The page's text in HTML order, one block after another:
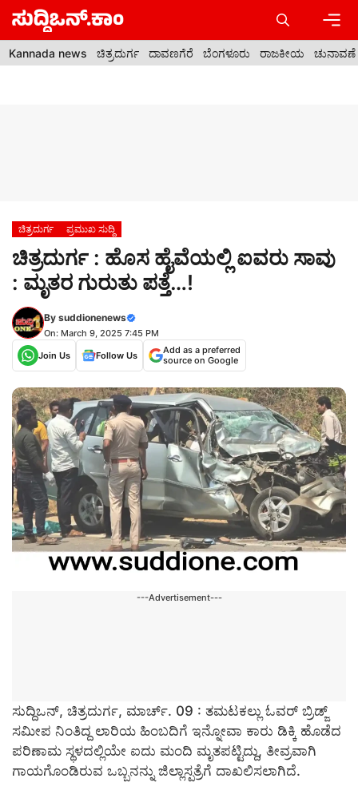
Skip
content
Kannada news ಚಿತ್ರದುರ್ಗ ದಾವಣಗೆರೆ ಬೆಂಗಳೂರು ರಾಜಕೀಯ ಚುನಾವಣೆ
ಚಿತ್ರದುರ್ಗ ಪ್ರಮುಖ ಸುದ್ದಿ
ಚಿತ್ರದುರ್ಗ : ಹೊಸ ಹೈವೆಯಲ್ಲಿ ಐವರು ಸಾವು
: ಮೃತರ ಗುರುತು ಪತ್ತೆ…!
By suddionenews
On: March 9, 2025 7:45 PM
Join Us
Follow Us
Add as a preferred
source on Google
---Advertisement---
ಸುದ್ದಿಒನ್, ಚಿತ್ರದುರ್ಗ, ಮಾರ್ಚ್. 09 : ತಮಟಕಲ್ಲು ಓವರ್ ಬ್ರಿಡ್ಜ್
ಸಮೀಪ ನಿಂತಿದ್ದ ಲಾರಿಯ ಹಿಂಬದಿಗೆ ಇನ್ನೋವಾ ಕಾರು ಡಿಕ್ಕಿ ಹೊಡೆದ
ಪರಿಣಾಮ ಸ್ಥಳದಲ್ಲಿಯೇ ಐದು ಮಂದಿ ಮೃತಪಟ್ಟಿದ್ದು, ತೀವ್ರವಾಗಿ
ಗಾಯಗೊಂಡಿರುವ ಒಬ್ಬನನ್ನು ಜಿಲ್ಲಾಸ್ಪತ್ರೆಗೆ ದಾಖಲಿಸಲಾಗಿದೆ.